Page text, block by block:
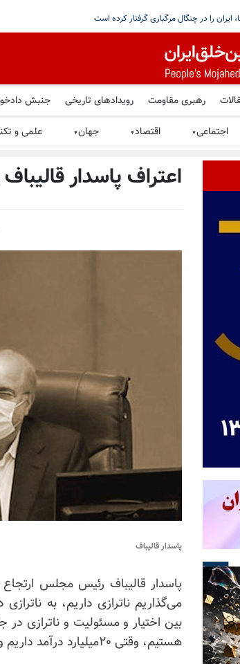
از خاک عراق با پاسخ روبه‌رو خواهد
رهبری مقاومت رویدادهای تاریخی جنبش
اجتماعی▼ اقتصاد▼ جهان▼ علمی و
اعتراف پاسدار
پاسدار قالیباف
پاسدار قالیباف رئیس مجلس
می‌گذاریمناترازی داریم، به ناترازی
بین اختیار و مسئولیت وناترازی
هستیم، وقتی ۲۰میلیارد درآمد داریم و باز هم کسری بودجه و تورم را شاهدیم.